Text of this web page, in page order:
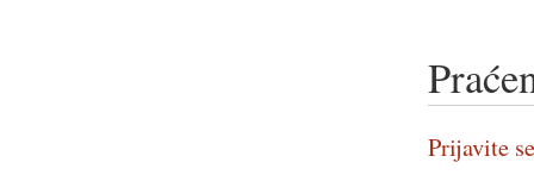
Prijavite